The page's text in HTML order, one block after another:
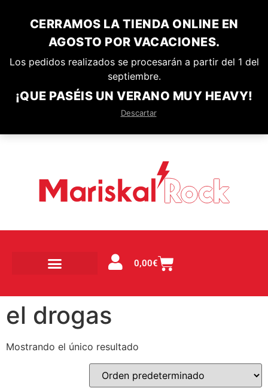
CERRAMOS LA TIENDA ONLINE EN
AGOSTO POR VACACIONES.
Los pedidos realizados se procesarán a partir del 1 del
septiembre.
¡QUE PASÉIS UN VERANO MUY HEAVY!
Descartar
0,00€
el drogas
Mostrando el único resultado